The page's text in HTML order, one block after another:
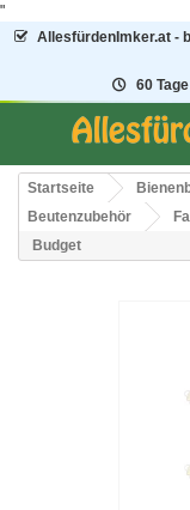
"
AllesfürdenImker.at -
60
Startseite
Beutenzubehör
Budget